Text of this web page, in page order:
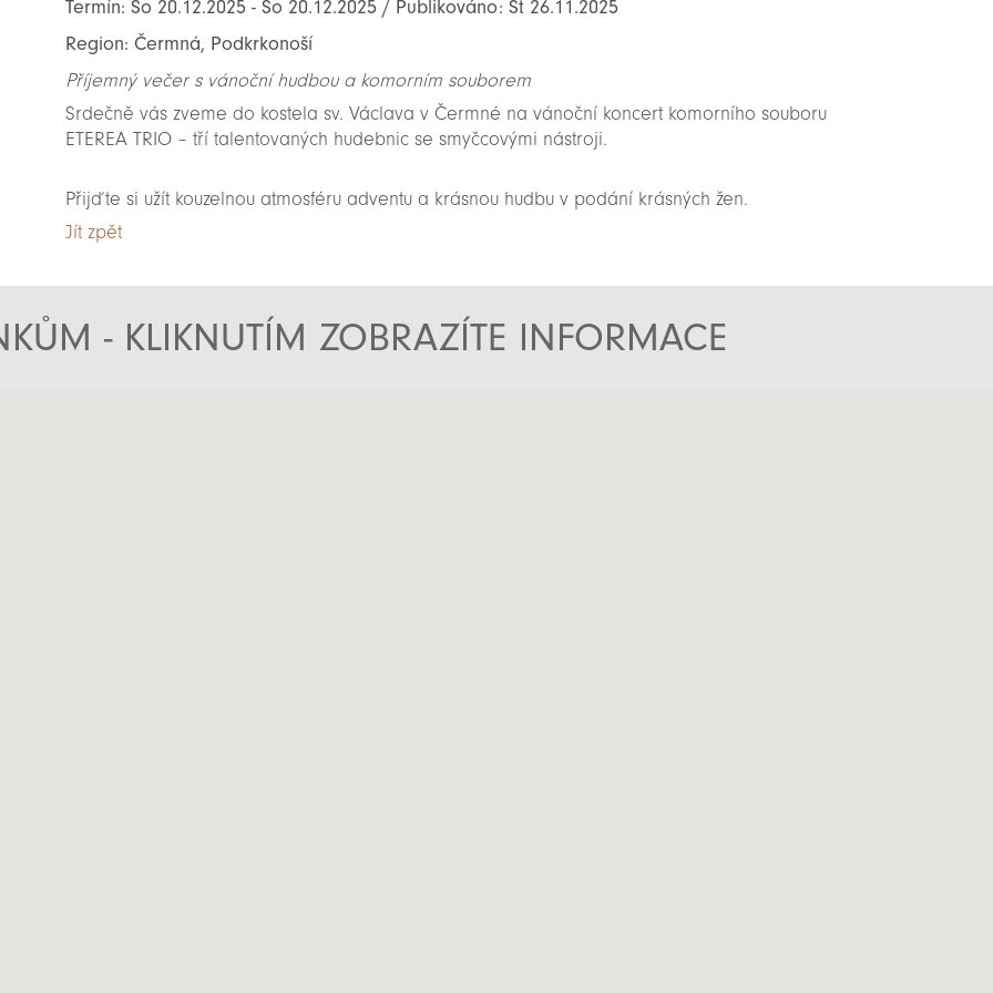
Termín: So 20.12.2025 - So 20.12.2025 / Publikováno: St 26.11.2025
Region: Čermná, Podkrkonoší
Příjemný večer s vánoční hudbou a komorním souborem
Srdečně vás zveme do kostela sv. Václava v Čermné na vánoční koncert komorního souboru
ETEREA TRIO – tří talentovaných hudebnic se smyčcovými nástroji.
Přijďte si užít kouzelnou atmosféru adventu a krásnou hudbu v podání krásných žen.
Jít zpět
- KLIKNUTÍM ZOBRAZÍTE INFORMACE